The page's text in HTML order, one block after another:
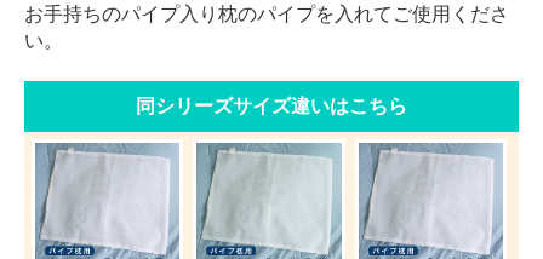
お手持ちのパイプ入り枕のパイプを入れてご使用くださ
い。
同シリーズサイズ違いはこちら